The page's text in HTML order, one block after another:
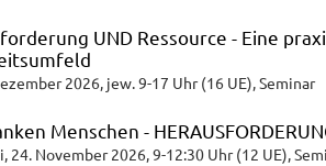
UND Ressource - Eine
2026, jew. 9-17 Uhr (16 UE), Seminar
Menschen -
24. November 2026, 9-12:30 Uhr (12 UE),